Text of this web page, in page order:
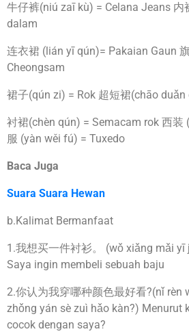
牛仔裤(niú zaī kù) = Celana Jeans 内
dalam
连衣裙 (lián yī qún)= Pakaian Gaun
Cheongsam
裙子(qún zi) = Rok 超短裙(chāo
衬裙(chèn qún) = Semacam rok 西装
服 (yàn wěi fú) = Tuxedo
Baca Juga
Suara Suara Hewan
b.Kalimat Bermanfaat
1.我想买一件衬衫。 (wǒ xiǎng mǎi yī
Saya ingin membeli sebuah baju
2.你认为我穿哪种颜色最好看?(nǐ rèn
zhǒng yán sè zuì hǎo kàn?) Menurut
cocok dengan saya?